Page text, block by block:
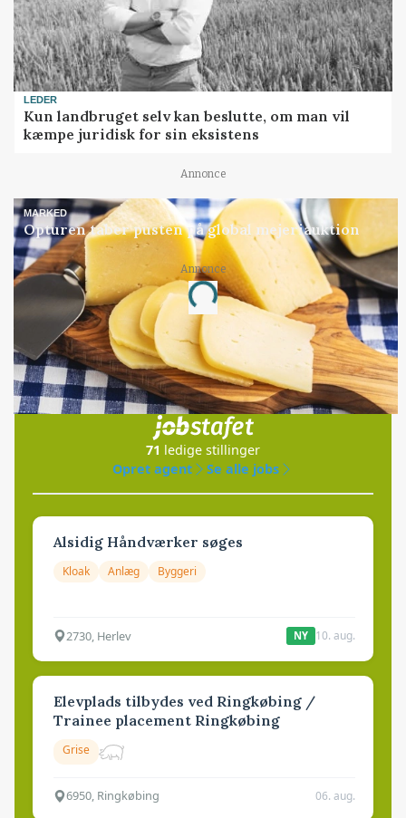
LEDER
Kun landbruget selv kan beslutte, om man vil
kæmpe juridisk for sin eksistens
Annonce
MARKED
Opturen taber pusten på global mejeriauktion
Annonce
Loading...
Jobs
i samarbejde med
71 ledige stillinger
Opret agent
Se alle jobs
Alsidig Håndværker søges
Kloak Anlæg Byggeri
2730, Herlev NY 10. aug.
Elevplads tilbydes ved Ringkøbing /
Trainee placement Ringkøbing
Grise
6950, Ringkøbing 06. aug.